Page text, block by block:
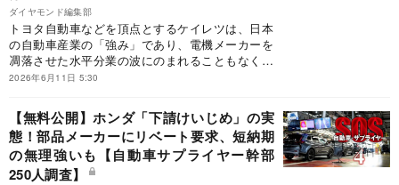
ダイヤモンド編集部
トヨタ自動車などを頂点とするケイレツは、日本
の自動車産業の「強み」であり、電機メーカーを
凋落させた水平分業の波にのまれることもなく生
き残った。だが、自動車産業が右肩上がりの時代
業から機動力を奪い、EVメーカーがバッテリー
などを内製する垂直統合の時代に置き去りにされ
つつある。自動車のサプライチェーンの緊急事態
に迫った。
2026年6月11日 5:30
【無料公開】ホンダ「下請けいじめ」の実
態！部品メーカーにリベート要求、短納期
の無理強いも【自動車サプライヤー幹部
250人調査】